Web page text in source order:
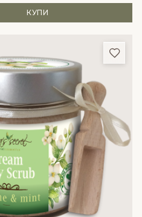
КУПИ